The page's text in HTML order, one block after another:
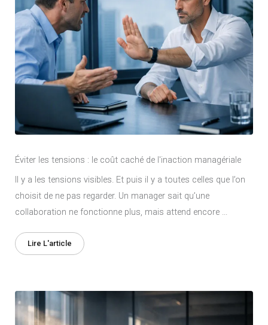
Éviter les tensions : le coût caché de l'inaction managériale
Il y a les tensions visibles. Et puis il y a toutes celles que l’on
choisit de ne pas regarder. Un manager sait qu’une
collaboration ne fonctionne plus, mais attend encore ...
Lire L'article